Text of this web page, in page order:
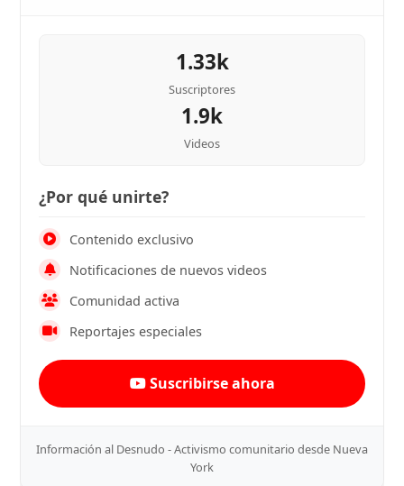
1.33k
Suscriptores
1.9k
Videos
¿Por qué unirte?
Contenido exclusivo
Notificaciones de nuevos videos
Comunidad activa
Reportajes especiales
Suscribirse ahora
Información al Desnudo - Activismo comunitario desde Nueva
York